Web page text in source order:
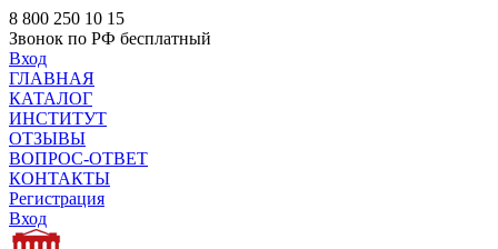
8 800 250 10 15
Звонок по РФ бесплатный
Вход
ГЛАВНАЯ
КАТАЛОГ
ИНСТИТУТ
ОТЗЫВЫ
ВОПРОС-ОТВЕТ
КОНТАКТЫ
Регистрация
Вход